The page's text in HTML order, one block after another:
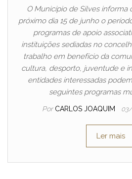
O Município de Silves informa
próximo dia 15 de junho o
programas de apoio
instituições sediadas no
trabalho em benefício da
cultura, desporto, juventude e
entidades interessadas
seguintes programas
Por CARLOS JOAQUIM
Ler mais